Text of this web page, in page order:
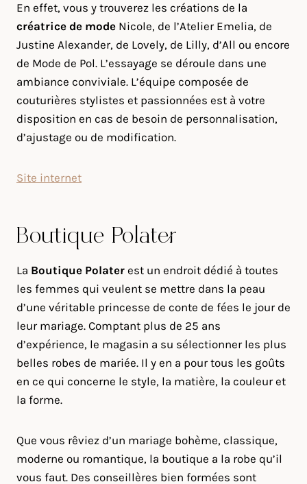
En effet, vous y trouverez les créations de la
créatrice de mode Nicole, de l’Atelier Emelia, de
Justine Alexander, de Lovely, de Lilly, d’All ou encore
de Mode de Pol. L’essayage se déroule dans une
ambiance conviviale. L’équipe composée de
couturières stylistes et passionnées est à votre
disposition en cas de besoin de personnalisation,
d’ajustage ou de modification.
Site internet
Boutique Polater
La Boutique Polater est un endroit dédié à toutes
les femmes qui veulent se mettre dans la peau
d’une véritable princesse de conte de fées le jour de
leur mariage. Comptant plus de 25 ans
d’expérience, le magasin a su sélectionner les plus
belles robes de mariée. Il y en a pour tous les goûts
en ce qui concerne le style, la matière, la couleur et
la forme.
Que vous rêviez d’un mariage bohème, classique,
moderne ou romantique, la boutique a la robe qu’il
vous faut. Des conseillères bien formées sont